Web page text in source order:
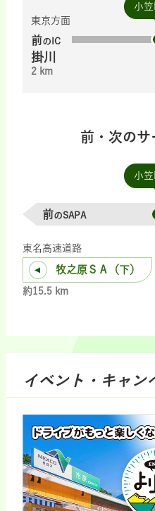
小
東京方面
前のIC
掛川
2 km
前・次のサ
小
前のSAPA
東名高速道路
牧之原ＳＡ（下）
約15.5 km
イベント・キャン